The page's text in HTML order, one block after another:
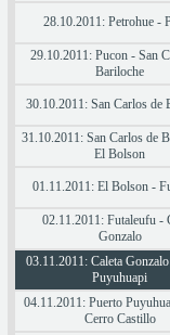
28.10.2011: Petrohue -
29.10.2011: Pucon - San
Bariloche
30.10.2011: San Carlos de
31.10.2011: San Carlos de
El Bolson
01.11.2011: El Bolson -
02.11.2011: Futaleufu -
Gonzalo
03.11.2011: Caleta
Puyuhuapi
04.11.2011: Puerto
Cerro Castillo